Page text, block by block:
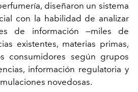
diseñaron un sistema
con la habilidad de analizar
de información —miles de
existentes, materias primas,
consumidores según grupos
información regulatoria y
novedosas.